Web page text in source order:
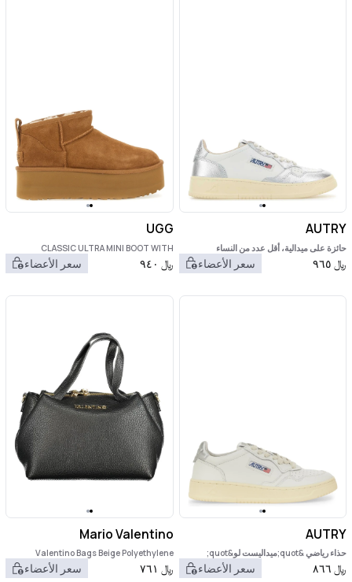
AUTRY
حائزة على ميدالية، أقل عدد من النساء
﷼ ٩٦٥ سعر الأعضاء
UGG
CLASSIC ULTRA MINI BOOT WITH
PLATFORM﷼ ٩٤٠ سعر الأعضاء
AUTRY
حذاء رياضي &quot;ميداليست لو&quot;
﷼ ٨٦٦ سعر الأعضاء
Mario Valentino
Valentino Bags Beige Polyethylene
Women Handbag﷼ ٧٦١ سعر الأعضاء